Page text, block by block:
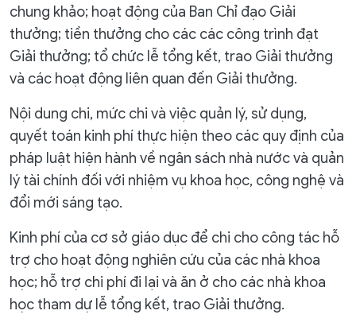
chung khảo; hoạt động của Ban Chỉ đạo Giải
thưởng; tiền thưởng cho các các công trình đạt
Giải thưởng; tổ chức lễ tổng kết, trao Giải thưởng
và các hoạt động liên quan đến Giải thưởng.
Nội dung chi, mức chi và việc quản lý, sử dụng,
quyết toán kinh phí thực hiện theo các quy định của
pháp luật hiện hành về ngân sách nhà nước và quản
lý tài chính đối với nhiệm vụ khoa học, công nghệ và
đổi mới sáng tạo.
Kinh phí của cơ sở giáo dục để chi cho công tác hỗ
trợ cho hoạt động nghiên cứu của các nhà khoa
học; hỗ trợ chi phí đi lại và ăn ở cho các nhà khoa
học tham dự lễ tổng kết, trao Giải thưởng.